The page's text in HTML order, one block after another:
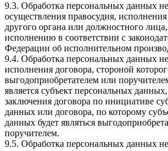
9.3. Обработка персональных данных
осуществления правосудия, исполнения
другого органа или должностного
исполнению в соответствии с
Федерации об исполнительном
9.4. Обработка персональных данных
исполнения договора, стороной
выгодоприобретателем или
является субъект персональных
заключения договора по инициативе
данных или договора, по которому
данных будет являться
поручителем.
9.5. Обработка персональных данных